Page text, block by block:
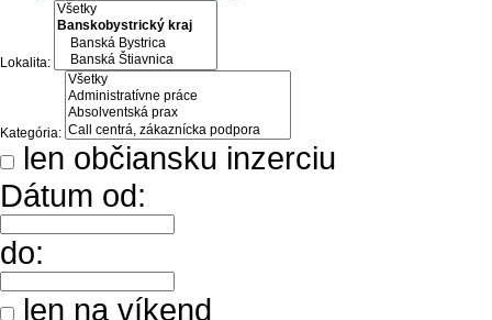
Lokalita:
Kategória:
len občiansku inzerciu
Dátum od:
do:
len na víkend